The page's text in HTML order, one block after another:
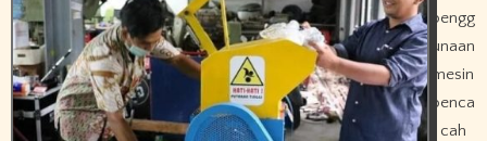
pengg
unaan
mesin
penca
cah